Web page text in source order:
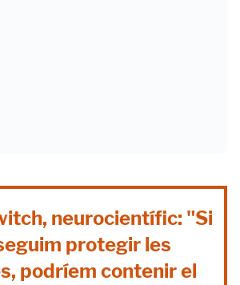
neurocientífic: "Si
protegir les
podríem contenir el